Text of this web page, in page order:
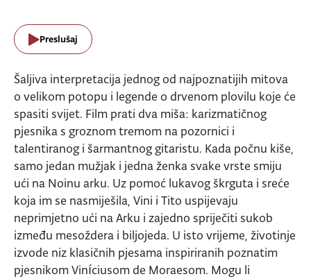
Preslušaj
Šaljiva interpretacija jednog od najpoznatijih mitova
o velikom potopu i legende o drvenom plovilu koje će
spasiti svijet. Film prati dva miša: karizmatičnog
pjesnika s groznom tremom na pozornici i
talentiranog i šarmantnog gitaristu. Kada počnu kiše,
samo jedan mužjak i jedna ženka svake vrste smiju
ući na Noinu arku. Uz pomoć lukavog škrguta i sreće
koja im se nasmiješila, Vini i Tito uspijevaju
neprimjetno ući na Arku i zajedno spriječiti sukob
između mesoždera i biljojeda. U isto vrijeme, životinje
izvode niz klasičnih pjesama inspiriranih poznatim
pjesnikom Viníciusom de Moraesom. Mogu li